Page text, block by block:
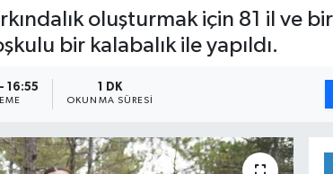
oluşturmak için 81 il ve
bir kalabalık ile yapıldı.
16:55 1 DK
OKUNMA SÜRESI